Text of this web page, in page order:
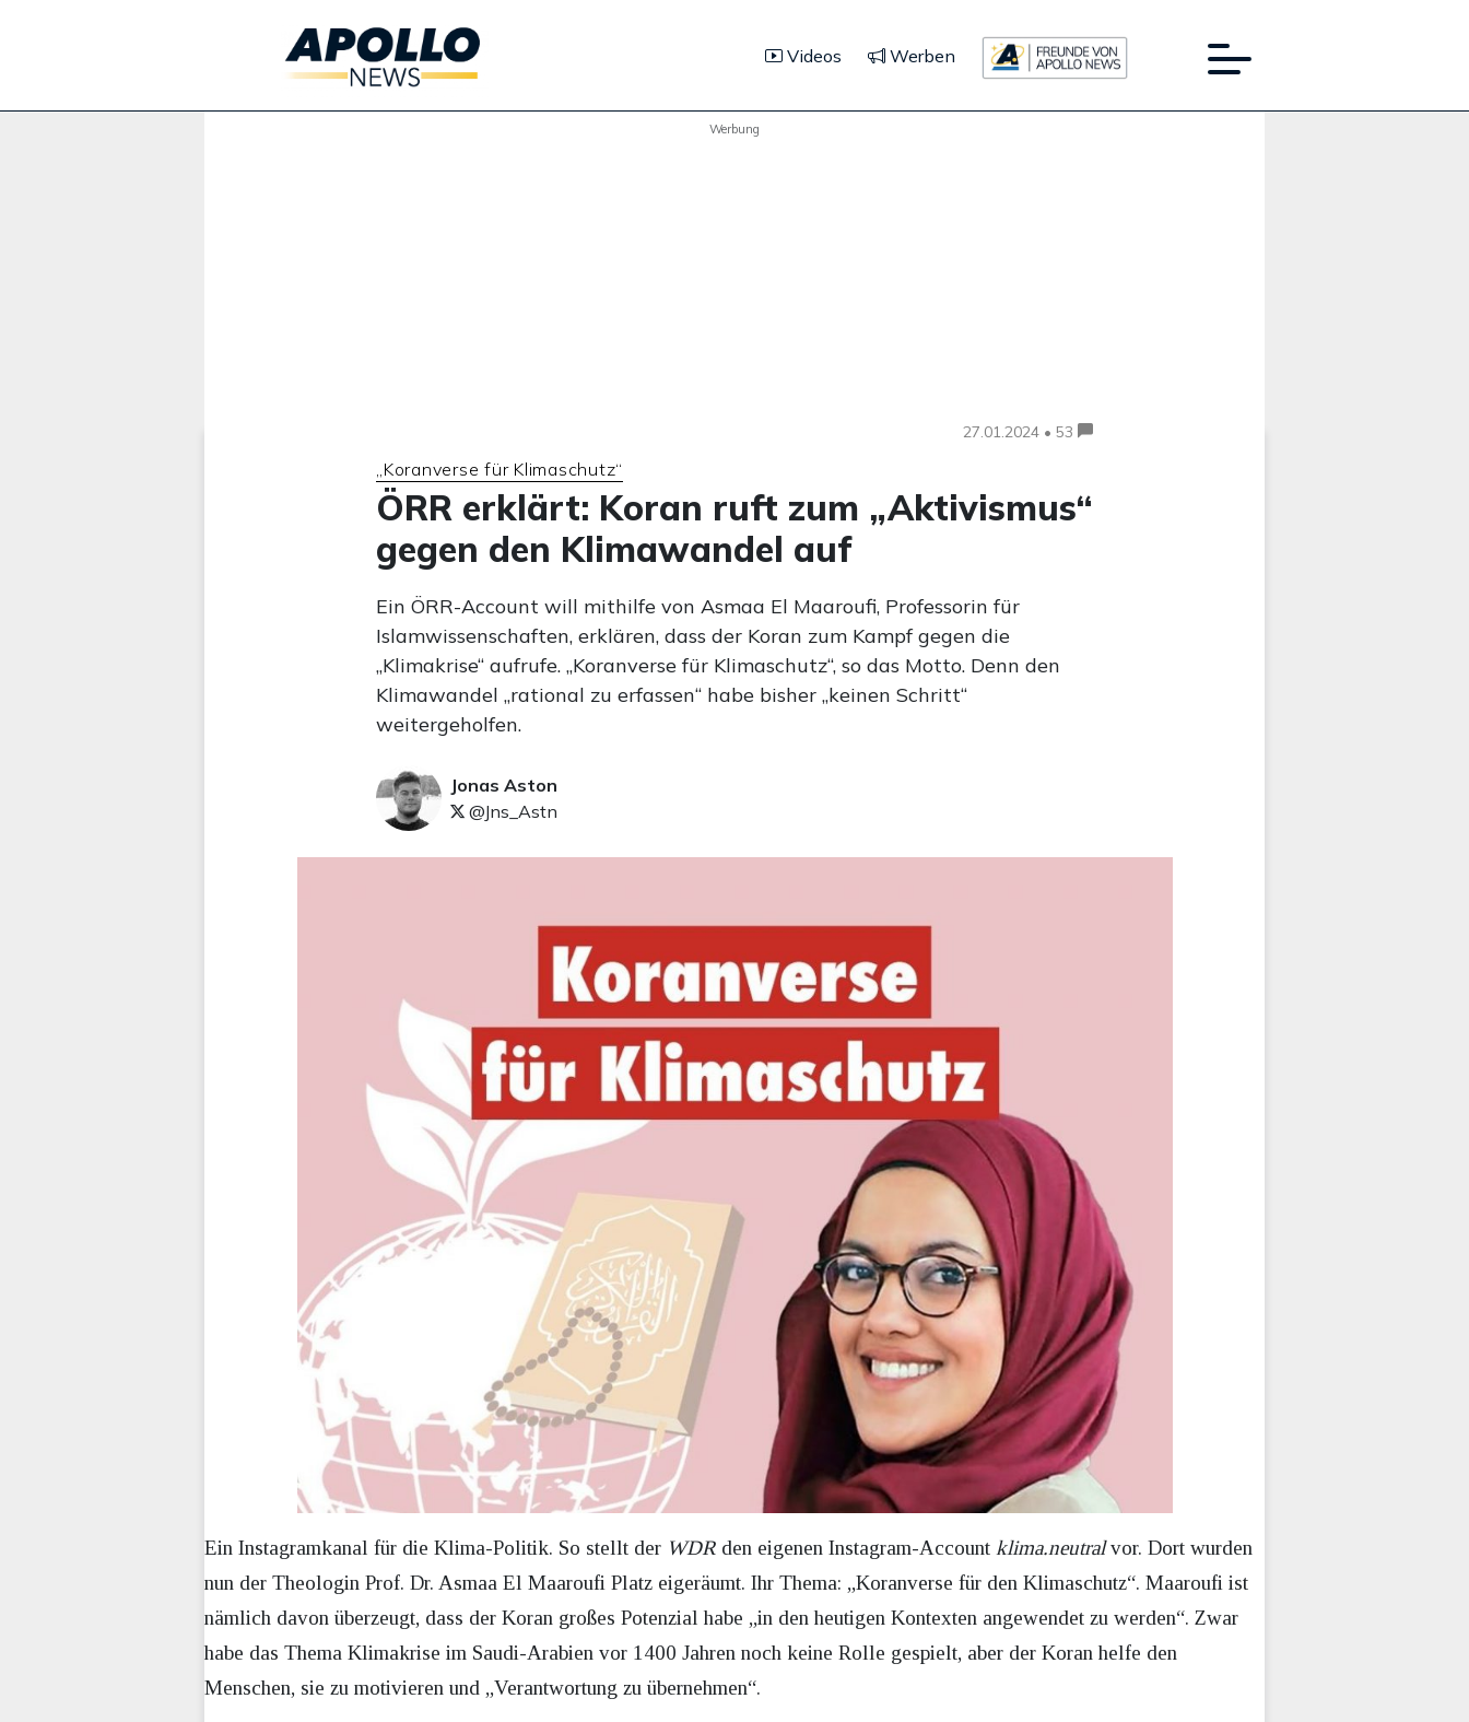
Videos Werben
Werbung
27.01.2024 • 53
„Koranverse für Klimaschutz“
ÖRR erklärt: Koran ruft zum „Aktivismus“
gegen den Klimawandel auf
Ein ÖRR-Account will mithilfe von Asmaa El Maaroufi, Professorin für
Islamwissenschaften, erklären, dass der Koran zum Kampf gegen die
„Klimakrise“ aufrufe. „Koranverse für Klimaschutz“, so das Motto. Denn den
Klimawandel „rational zu erfassen“ habe bisher „keinen Schritt“
weitergeholfen.
Jonas Aston
@Jns_Astn
Ein Instagramkanal für die Klima-Politik. So stellt der WDR den eigenen Instagram-Account klima.neutralvor. Dort wurden
nun der Theologin Prof. Dr. Asmaa El Maaroufi Platz eigeräumt. Ihr Thema: „Koranverse für den Klimaschutz“. Maaroufi ist
nämlich davon überzeugt, dass der Koran großes Potenzial habe „in den heutigen Kontexten angewendet zu werden“. Zwar
habe das Thema Klimakrise im Saudi-Arabien vor 1400 Jahren noch keine Rolle gespielt, aber der Koran helfe den
Menschen, sie zu motivieren und „Verantwortung zu übernehmen“.